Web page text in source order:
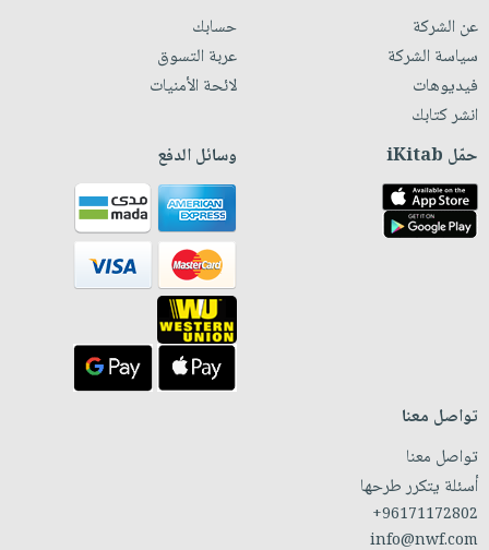
عن الشركة
سياسة الشركة
فيديوهات
انشر كتابك
حسابك
عربة التسوق
لائحة الأمنيات
حمّل iKitab وسائل الدفع
تواصل معنا
تواصل معنا
أسئلة يتكرر طرحها
+96171172802
info@nwf.com